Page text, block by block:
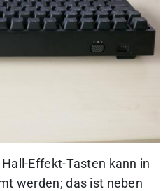
Effekt-Tasten kann in
werden; das ist neben